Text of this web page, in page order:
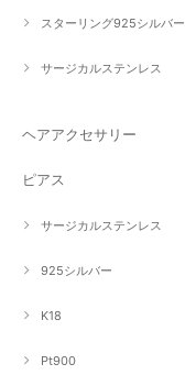
スターリング925シルバー
サージカルステンレス
ヘアアクセサリー
ピアス
サージカルステンレス
925シルバー
K18
Pt900